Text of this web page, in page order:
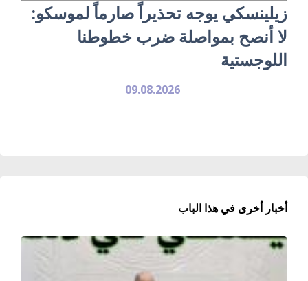
زيلينسكي يوجه تحذيراً صارماً لموسكو:
لا أنصح بمواصلة ضرب خطوطنا
اللوجستية
09.08.2026
أخبار أخرى في هذا الباب